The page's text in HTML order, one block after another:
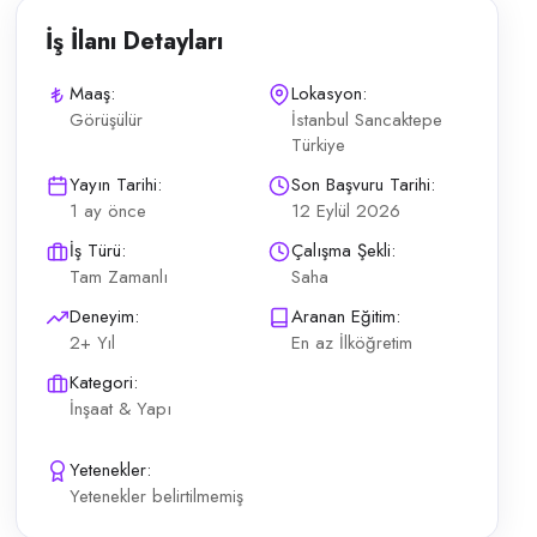
Sorumluluk sahibi, ekip çalışmasına yatkın profil Çalışma şekli:
İş İlanı Detayları
Maaş:
Görüşülür
Lokasyon:
İstanbul Sancaktepe
Türkiye
Yayın Tarihi:
1 ay önce
Son Başvuru Tarihi:
12 Eylül 2026
İş Türü:
Tam Zamanlı
Çalışma Şekli:
Saha
Deneyim:
2+ Yıl
Aranan Eğitim:
En az İlköğretim
Kategori:
İnşaat & Yapı
Yetenekler:
Yetenekler belirtilmemiş